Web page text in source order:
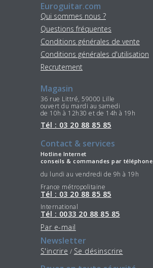
Euroguitar.com
Qui sommes nous ?
Questions fréquentes
Conditions générales de vente
Conditions générales d'utilisation
Recrutement
Magasin
36 rue Littré, 59000 Lille
ouvert du mardi au samedi
de 10h à 12h30 et de 14h à 19h
Tél : 03 20 88 85 85
Contact & services
Hotline Internet
conseils & commandes par téléphone
du lundi au vendredi de 9h à 19h
France métropolitaine
Tél : 03 20 88 85 85
International
Tél : 0033 20 88 85 85
Par e-mail
Newsletter
S'incrire / Se désinscrire